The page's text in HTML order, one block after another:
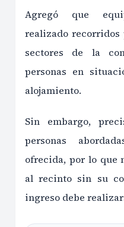
Agregó que
realizado
sectores de la
personas en
alojamiento.
Sin embargo,
personas
ofrecida, por lo que
al recinto sin su
ingreso debe